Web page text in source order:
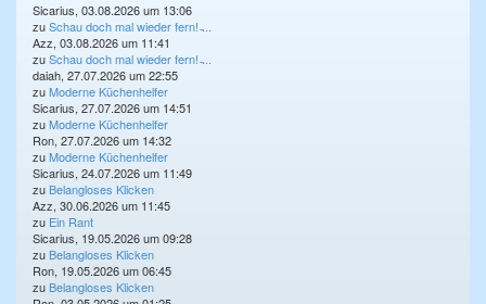
Sicarius, 03.08.2026 um 13:06
zuSchau doch mal wieder fern! ̵...
Azz, 03.08.2026 um 11:41
zuSchau doch mal wieder fern! ̵...
daiah, 27.07.2026 um 22:55
zuModerne Küchenhelfer
Sicarius, 27.07.2026 um 14:51
zuModerne Küchenhelfer
Ron, 27.07.2026 um 14:32
zuModerne Küchenhelfer
Sicarius, 24.07.2026 um 11:49
zu Belangloses Klicken
Azz, 30.06.2026 um 11:45
zu Ein Rant
Sicarius, 19.05.2026 um 09:28
zu Belangloses Klicken
Ron, 19.05.2026 um 06:45
zu Belangloses Klicken